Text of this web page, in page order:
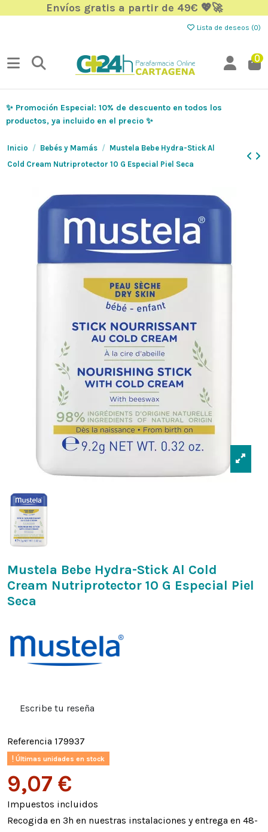
Envíos gratis a partir de 49€ 💖🚀
Lista de deseos (0)
0
✨ Promoción Especial: 10% de descuento en todos los
productos, ya incluido en el precio ✨
Inicio Bebés y Mamás
Mustela Bebe Hydra-Stick Al
Cold Cream Nutriprotector 10 G Especial Piel Seca
Mustela Bebe Hydra-Stick Al Cold
Cream Nutriprotector 10 G Especial Piel
Seca
Escribe tu reseña
Referencia 179937
Últimas unidades en stock
9,07 €
Impuestos incluidos
Recogida en 3h en nuestras instalaciones y entrega en 48-